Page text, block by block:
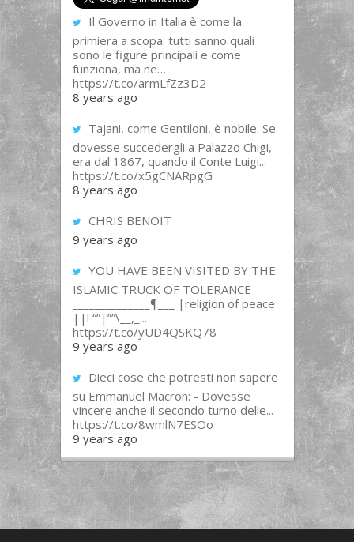
Il Governo in Italia è come la
primiera a scopa: tutti sanno quali
sono le figure principali e come
funziona, ma ne…
https://t.co/armLfZz3D2
8 years ago
Tajani, come Gentiloni, è nobile. Se
dovesse succedergli a Palazzo Chigi,
era dal 1867, quando il Conte Luigi...
https://t.co/x5gCNARpgG
8 years ago
CHRIS BENOIT
9 years ago
YOU HAVE BEEN VISITED BY THE
ISLAMIC TRUCK OF TOLERANCE
______________¶___ |religion of peace
||l “”|””\__,_...
https://t.co/yUD4QSKQ78
9 years ago
Dieci cose che potresti non sapere
su Emmanuel Macron: - Dovesse
vincere anche il secondo turno delle...
https://t.co/8wmlN7ESOo
9 years ago